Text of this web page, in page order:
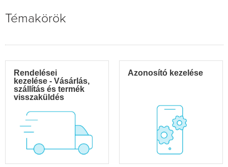
Témakörök
Rendelései
kezelése - Vásárlás,
szállítás és termék
visszaküldés
Azonosító kezelése